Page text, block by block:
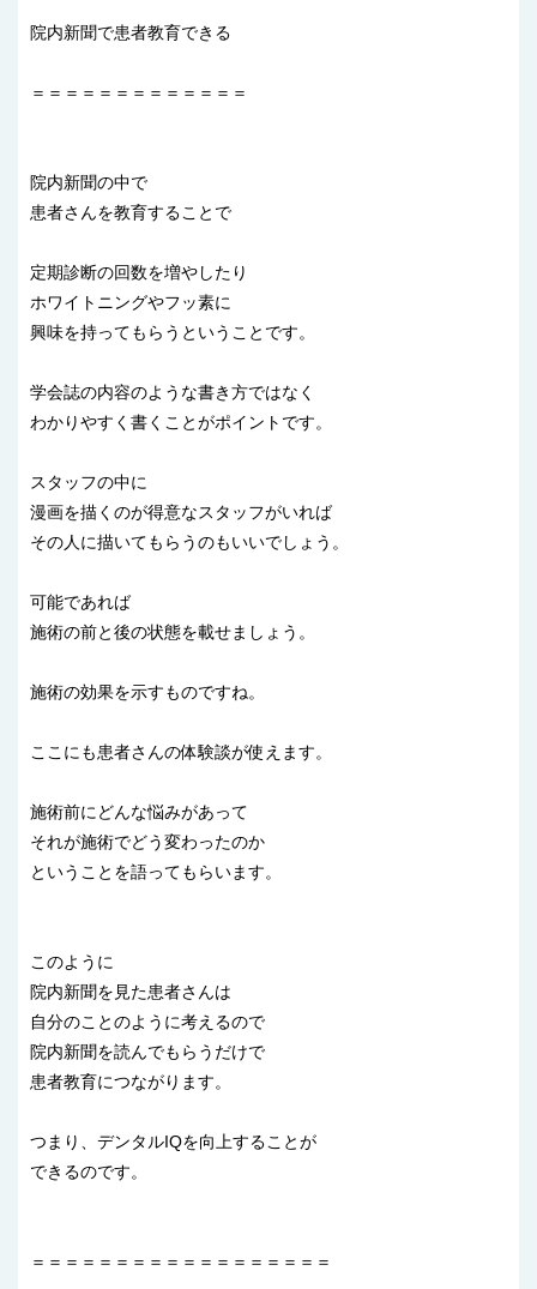
院内新聞で患者教育できる
＝＝＝＝＝＝＝＝＝＝＝＝＝
院内新聞の中で
患者さんを教育することで
定期診断の回数を増やしたり
ホワイトニングやフッ素に
興味を持ってもらうということです。
学会誌の内容のような書き方ではなく
わかりやすく書くことがポイントです。
スタッフの中に
漫画を描くのが得意なスタッフがいれば
その人に描いてもらうのもいいでしょう。
可能であれば
施術の前と後の状態を載せましょう。
施術の効果を示すものですね。
ここにも患者さんの体験談が使えます。
施術前にどんな悩みがあって
それが施術でどう変わったのか
ということを語ってもらいます。
このように
院内新聞を見た患者さんは
自分のことのように考えるので
院内新聞を読んでもらうだけで
患者教育につながります。
つまり、デンタルIQを向上することが
できるのです。
＝＝＝＝＝＝＝＝＝＝＝＝＝＝＝＝＝＝